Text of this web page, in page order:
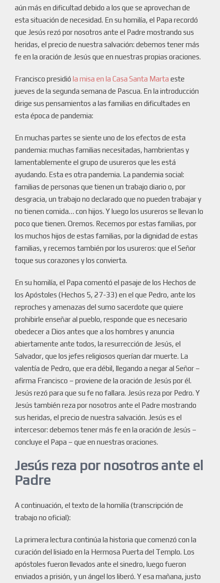
aún más en dificultad debido a los que se aprovechan de
esta situación de necesidad. En su homilía, el Papa recordó
que Jesús rezó por nosotros ante el Padre mostrando sus
heridas, el precio de nuestra salvación: debemos tener más
fe en la oración de Jesús que en nuestras propias oraciones.
Francisco presidió la misa en la Casa Santa Marta este
jueves de la segunda semana de Pascua. En la introducción
dirige sus pensamientos a las familias en dificultades en
esta época de pandemia:
En muchas partes se siente uno de los efectos de esta
pandemia: muchas familias necesitadas, hambrientas y
lamentablemente el grupo de usureros que les está
ayudando. Esta es otra pandemia. La pandemia social:
familias de personas que tienen un trabajo diario o, por
desgracia, un trabajo no declarado que no pueden trabajar y
no tienen comida… con hijos. Y luego los usureros se llevan lo
poco que tienen. Oremos. Recemos por estas familias, por
los muchos hijos de estas familias, por la dignidad de estas
familias, y recemos también por los usureros: que el Señor
toque sus corazones y los convierta.
En su homilía, el Papa comentó el pasaje de los Hechos de
los Apóstoles (Hechos 5, 27-33) en el que Pedro, ante los
reproches y amenazas del sumo sacerdote que quiere
prohibirle enseñar al pueblo, responde que es necesario
obedecer a Dios antes que a los hombres y anuncia
abiertamente ante todos, la resurrección de Jesús, el
Salvador, que los jefes religiosos querían dar muerte. La
valentía de Pedro, que era débil, llegando a negar al Señor –
afirma Francisco – proviene de la oración de Jesús por él.
Jesús rezó para que su fe no fallara. Jesús reza por Pedro. Y
Jesús también reza por nosotros ante el Padre mostrando
sus heridas, el precio de nuestra salvación. Jesús es el
intercesor: debemos tener más fe en la oración de Jesús –
concluye el Papa – que en nuestras oraciones.
Jesús reza por nosotros ante el
Padre
A continuación, el texto de la homilía (transcripción de
trabajo no oficial):
La primera lectura continúa la historia que comenzó con la
curación del lisiado en la Hermosa Puerta del Templo. Los
apóstoles fueron llevados ante el sinedro, luego fueron
enviados a prisión, y un ángel los liberó. Y esa mañana, justo